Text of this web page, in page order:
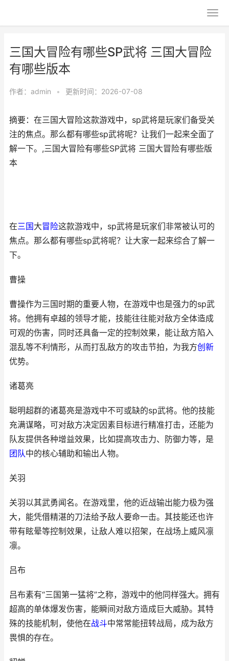
三国大冒险有哪些SP武将 三国大冒险
有哪些版本
作者： admin • 更新时间：2026-07-08
摘要：在三国大冒险这款游戏中，sp武将是玩家们备受关
注的焦点。那么都有哪些sp武将呢？让我们一起来全面了
解一下。,三国大冒险有哪些SP武将 三国大冒险有哪些版
本
在三国大冒险这款游戏中，sp武将是玩家们非常被认可的
焦点。那么都有哪些sp武将呢？让大家一起来综合了解一
下。
曹操
曹操作为三国时期的重要人物，在游戏中也是强力的sp武
将。他拥有卓越的领导才能，技能往往能对敌方全体造成
可观的伤害，同时还具备一定的控制效果，能让敌方陷入
混乱等不利情形，从而打乱敌方的攻击节拍，为我方创新
优势。
诸葛亮
聪明超群的诸葛亮是游戏中不可或缺的sp武将。他的技能
充满谋略，可对敌方决定因素目标进行精准打击，还能为
队友提供各种增益效果，比如提高攻击力、防御力等，是
团队中的核心辅助和输出人物。
关羽
关羽以其武勇闻名。在游戏里，他的近战输出能力极为强
大，能凭借精湛的刀法给予敌人要命一击。其技能还也许
带有眩晕等控制效果，让敌人难以招架，在战场上威风凛
凛。
吕布
吕布素有“三国第一猛将”之称，游戏中的他同样强大。拥有
超高的单体爆发伤害，能瞬间对敌方造成巨大威胁。其特
殊的技能机制，使他在战斗中常常能扭转战局，成为敌方
畏惧的存在。